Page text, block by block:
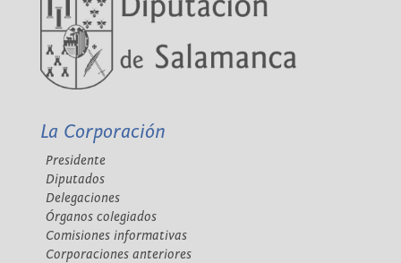
La Corporación
Presidente
Diputados
Delegaciones
Órganos colegiados
Comisiones informativas
Corporaciones anteriores